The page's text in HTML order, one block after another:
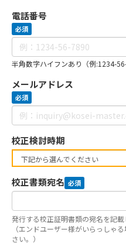
電話番号
必須
半角数字ハイフンあり（例:1234-56-
メールアドレス
必須
校正検討時期
校正書類宛名 必須
発行する校正証明書類の宛名を記載
（エンドユーザー様がいらっしゃ
さい。）